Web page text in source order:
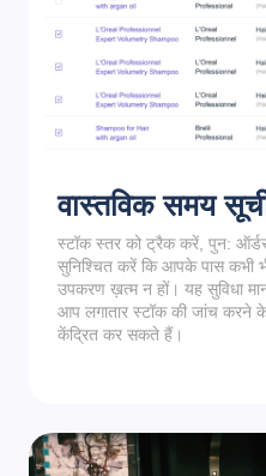
वास्तविक समय
स्टॉक स्तर को ट्रैक करें, पुन:
सुनिश्चित करें कि आपके पास कभी
उपकरण ख़त्म न हों। यह सुविधा
आप लगातार स्टॉक की जांच करने
केंद्रित कर सकते हैं।